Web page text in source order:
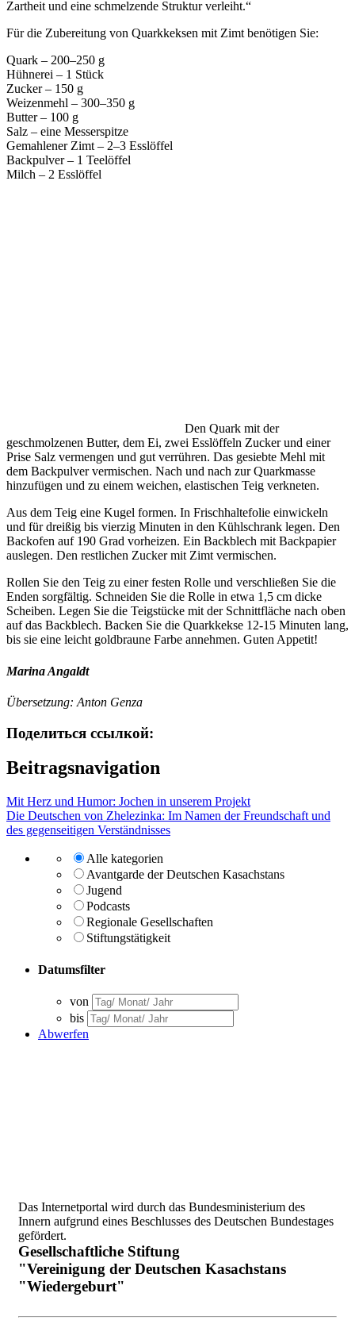
Zartheit und eine schmelzende Struktur verleiht.“
Für die Zubereitung von Quarkkeksen mit Zimt benötigen Sie:
Quark – 200–250 g
Hühnerei – 1 Stück
Zucker – 150 g
Weizenmehl – 300–350 g
Butter – 100 g
Salz – eine Messerspitze
Gemahlener Zimt – 2–3 Esslöffel
Backpulver – 1 Teelöffel
Milch – 2 Esslöffel
Den Quark mit der
geschmolzenen Butter, dem Ei, zwei Esslöffeln Zucker und einer
Prise Salz vermengen und gut verrühren. Das gesiebte Mehl mit
dem Backpulver vermischen. Nach und nach zur Quarkmasse
hinzufügen und zu einem weichen, elastischen Teig verkneten.
Aus dem Teig eine Kugel formen. In Frischhaltefolie einwickeln
und für dreißig bis vierzig Minuten in den Kühlschrank legen. Den
Backofen auf 190 Grad vorheizen. Ein Backblech mit Backpapier
auslegen. Den restlichen Zucker mit Zimt vermischen.
Rollen Sie den Teig zu einer festen Rolle und verschließen Sie die
Enden sorgfältig. Schneiden Sie die Rolle in etwa 1,5 cm dicke
Scheiben. Legen Sie die Teigstücke mit der Schnittfläche nach oben
auf das Backblech. Backen Sie die Quarkkekse 12-15 Minuten lang,
bis sie eine leicht goldbraune Farbe annehmen. Guten Appetit!
Marina Angaldt
Übersetzung: Anton Genza
Поделиться ссылкой:
Beitragsnavigation
Mit Herz und Humor: Jochen in unserem Projekt
Die Deutschen von Zhelezinka: Im Namen der Freundschaft und
des gegenseitigen Verständnisses
Alle kategorien
Avantgarde der Deutschen Kasachstans
Jugend
Podcasts
Regionale Gesellschaften
Stiftungstätigkeit
Datumsfilter
von
bis
Abwerfen
Das Internetportal wird durch das Bundesministerium des
Innern aufgrund eines Beschlusses des Deutschen Bundestages
gefördert.
Gesellschaftliche Stiftung
"Vereinigung der Deutschen Kasachstans
"Wiedergeburt"